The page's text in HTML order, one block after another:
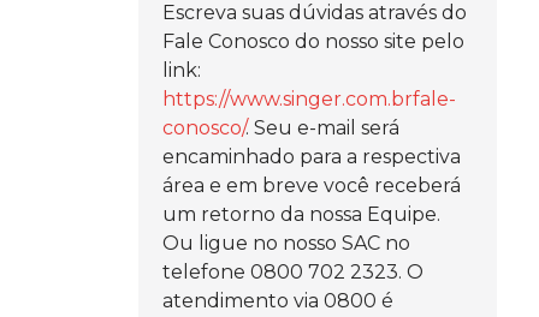
Escreva suas dúvidas através do
Fale Conosco do nosso site pelo
link:
https://www.singer.com.brfale-
conosco/. Seu e-mail será
encaminhado para a respectiva
área e em breve você receberá
um retorno da nossa Equipe.
Ou ligue no nosso SAC no
telefone 0800 702 2323. O
atendimento via 0800 é